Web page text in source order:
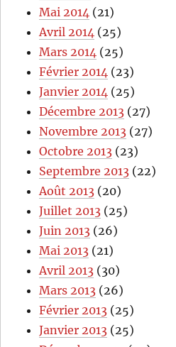
Mai 2014 (21)
Avril 2014 (25)
Mars 2014 (25)
Février 2014 (23)
Janvier 2014 (25)
Décembre 2013 (27)
Novembre 2013 (27)
Octobre 2013 (23)
Septembre 2013 (22)
Août 2013 (20)
Juillet 2013 (25)
Juin 2013 (26)
Mai 2013 (21)
Avril 2013 (30)
Mars 2013 (26)
Février 2013 (25)
Janvier 2013 (25)